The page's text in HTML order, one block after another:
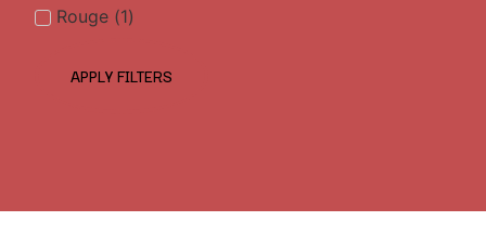
Rouge (1)
APPLY FILTERS